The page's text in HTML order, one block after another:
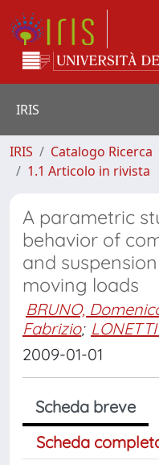
IRIS
IRIS Catalogo Ricerca
1.1 Articolo in rivista
A parametric
behavior of
and
moving loads
BRUNO,
Fabrizio; LONETTI
2009-01-01
Scheda breve
Scheda